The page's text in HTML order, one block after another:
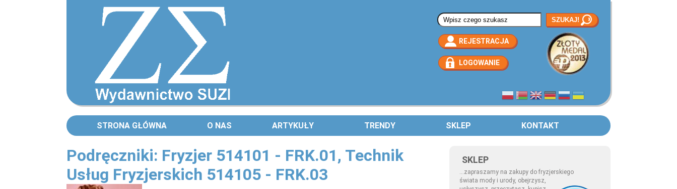
Formularz wyszukiwania
REJESTRACJA
LOGOWANIE
STRONA GŁÓWNA O NAS ARTYKUŁY TRENDY SKLEP KONTAKT
SKLEP
...zapraszamy na zakupy do fryzjerskiego
świata mody i urody, obejrzysz,
Podręczniki: Fryzjer 514101 - FRK.01, Technik
Usług Fryzjerskich 514105 - FRK.03